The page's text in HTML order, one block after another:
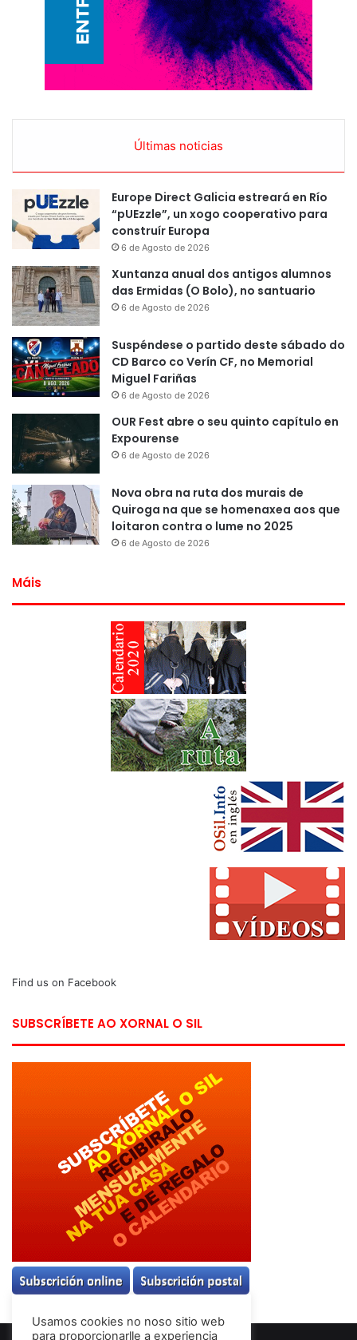
Últimas noticias
Europe Direct Galicia estreará en Río
“pUEzzle”, un xogo cooperativo para
construír Europa
6 de Agosto de 2026
Xuntanza anual dos antigos alumnos
das Ermidas (O Bolo), no santuario
6 de Agosto de 2026
Suspéndese o partido deste sábado do
CD Barco co Verín CF, no Memorial
Miguel Fariñas
6 de Agosto de 2026
OUR Fest abre o seu quinto capítulo en
Expourense
6 de Agosto de 2026
Nova obra na ruta dos murais de
Quiroga na que se homenaxea aos que
loitaron contra o lume no 2025
6 de Agosto de 2026
Máis
Find us on Facebook
SUBSCRÍBETE AO XORNAL O SIL
Usamos cookies no noso sitio web
para proporcionarlle a experiencia